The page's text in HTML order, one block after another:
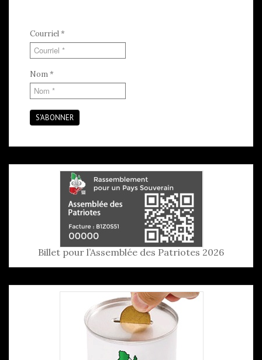
Courriel*
Nom*
S'ABONNER
Billet pour l’Assemblée des Patriotes 2026